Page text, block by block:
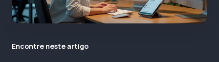
Encontre neste artigo